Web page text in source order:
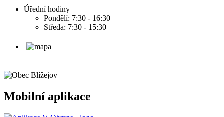
Úřední hodiny
Pondělí: 7:30 - 16:30
Středa: 7:30 - 15:30
Mobilní aplikace